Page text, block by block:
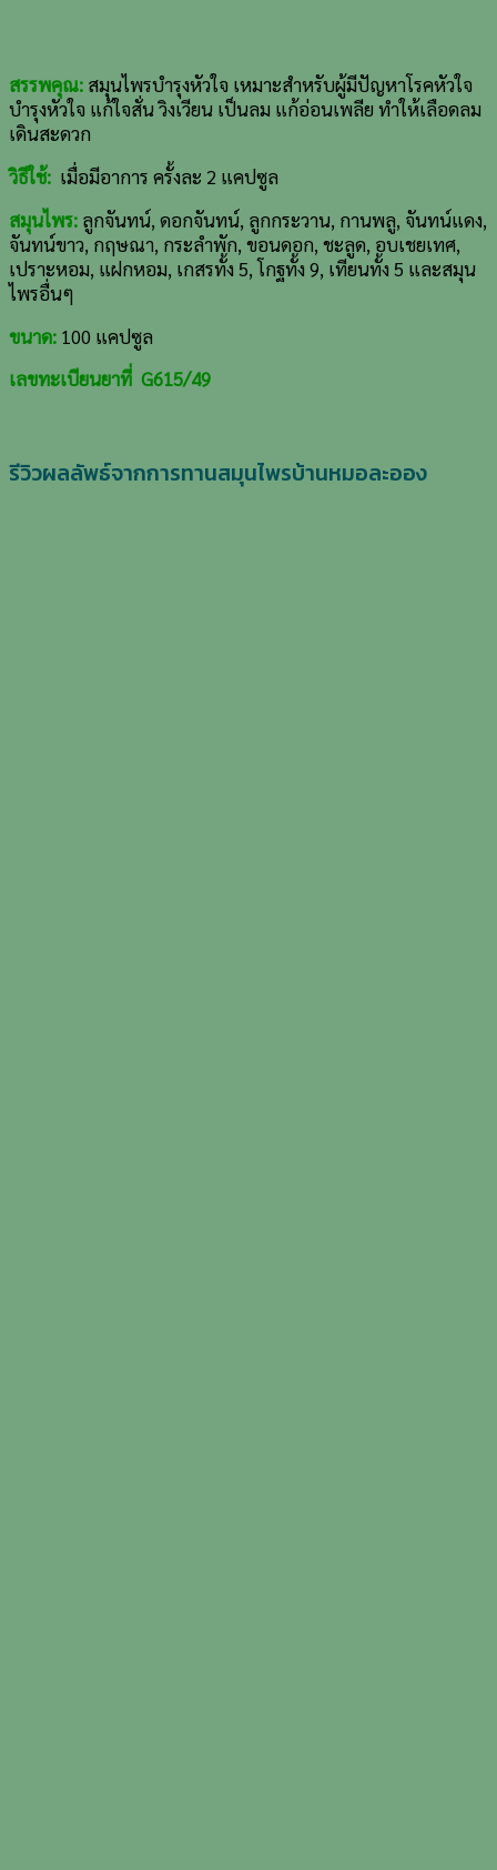
สรรพคุณ: สมุนไพรบำรุงหัวใจ เหมาะสำหรับผู้มีปัญหาโรคหัวใจ
บำรุงหัวใจ แก้ใจสั่น วิงเวียน เป็นลม แก้อ่อนเพลีย ทำให้เลือดลม
เดินสะดวก
วิธีใช้: เมื่อมีอาการ ครั้งละ 2 แคปซูล
สมุนไพร: ลูกจันทน์, ดอกจันทน์, ลูกกระวาน, กานพลู, จันทน์แดง,
จันทน์ขาว, กฤษณา, กระลำพัก, ขอนดอก, ชะลูด, อบเชยเทศ,
เปราะหอม, แฝกหอม, เกสรทั้ง 5, โกฐทั้ง 9, เทียนทั้ง 5 และสมุน
ไพรอื่นๆ
ขนาด: 100 แคปซูล
เลขทะเบียนยาที่ G615/49
รีวิวผลลัพธ์จากการทานสมุนไพรบ้านหมอละออง